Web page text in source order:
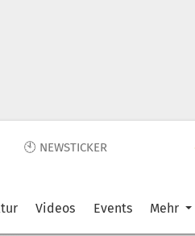
🕙 NEWSTICKER
Videos Events Mehr